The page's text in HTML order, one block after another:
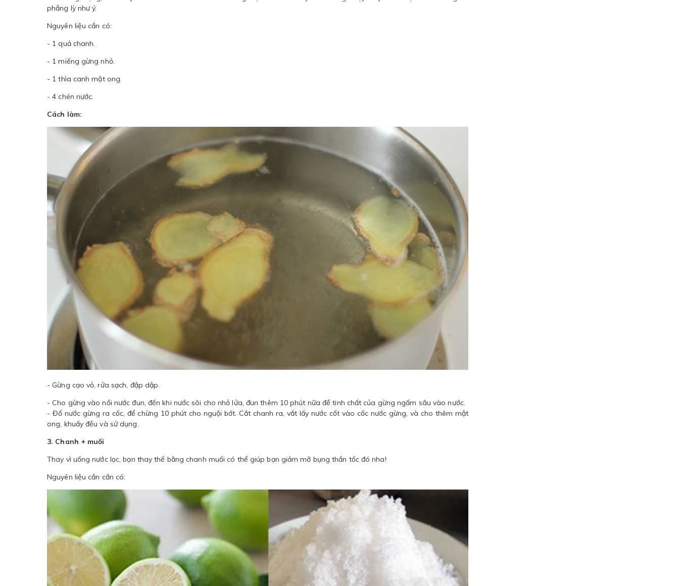
phẳng lỳ như ý.
Nguyên liệu cần có:
- 1 quả chanh.
- 1 miếng gừng nhỏ.
- 1 thìa canh mật ong.
- 4 chén nước.
Cách làm:
- Gừng cạo vỏ, rửa sạch, đập dập.
- Cho gừng vào nồi nước đun, đến khi nước sôi cho nhỏ lửa, đun thêm 10 phút nữa để tinh chất của gừng ngấm sâu vào nước.
- Đổ nước gừng ra cốc, để chừng 10 phút cho nguội bớt. Cắt chanh ra, vắt lấy nước cốt vào cốc nước gừng, và cho thêm mật
ong, khuấy đều và sử dụng.
3. Chanh + muối
Thay vì uống nước lọc, bạn thay thế bằng chanh muối có thể giúp bạn giảm mỡ bụng thần tốc đó nha!
Nguyên liệu cần cần có: